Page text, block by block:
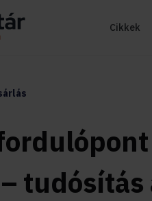
Cikkek
tudósítás